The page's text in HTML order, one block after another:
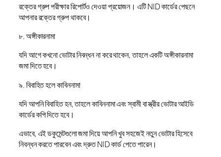
রক্তের গ্রুপ পরীক্ষার রিপোর্টও দেওয়া প্রয়োজন। এটি NID কার্ডের পেছনে
আপনার রক্তের গ্রুপ থাকবে।
৮. অঙ্গীকারনামা
যদি আগে কখনো ভোটার নিবন্ধন না করে থাকেন, তাহলে একটি অঙ্গীকারনামা
জমা দিতে হবে।
৯. বিবাহিত হলে কাবিননামা
যদি আপনি বিবাহিত হন, তাহলে কাবিননামা এবং স্বামী বা স্ত্রীর ভোটার আইডি
কার্ডের কপি দিতে হবে।
এভাবে, এই ডকুমেন্টগুলো জমা দিয়ে আপনি খুব সহজেই নতুন ভোটার হিসেবে
নিবন্ধন করতে পারবেন এবং দ্রুত NID কার্ড পেতে পারেন।